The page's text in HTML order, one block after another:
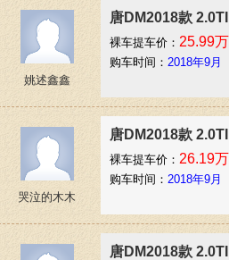
姚述鑫鑫
唐DM2018款
裸车提车价： 25.99万
购车时间： 2018年9月
哭泣的木木
唐DM2018款
裸车提车价： 26.19万
购车时间： 2018年9月
唐DM2018款